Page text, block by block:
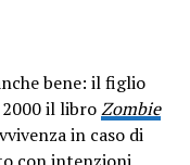
bene: il figlio
il libroZombie
in caso di